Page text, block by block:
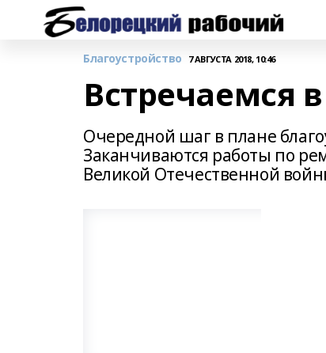
Благоустройство 7 АВГУСТА 2018, 10:46
Встречаемся
Очередной шаг в плане
Заканчиваются работы по
Великой Отечественной